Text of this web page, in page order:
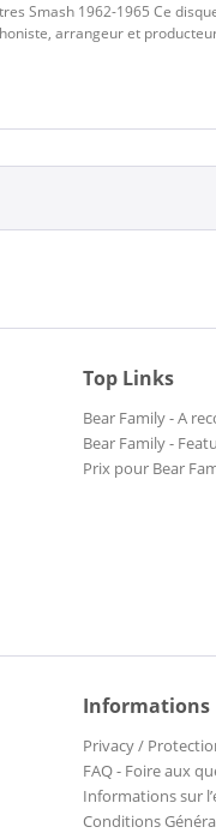
Smash 1962-1965 Ce
arrangeur et
Top Links
Bear Family - A
Bear Family -
Prix pour Bear
Informations
Privacy /
FAQ - Foire aux
Informations sur
Conditions